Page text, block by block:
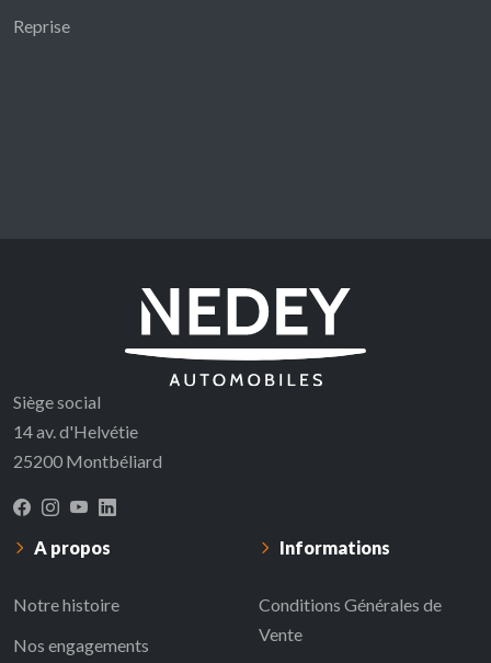
Reprise
Siège social
14 av. d'Helvétie
25200 Montbéliard
A propos
Notre histoire
Nos engagements
Informations
Conditions Générales de
Vente